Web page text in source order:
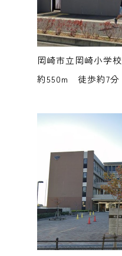
岡崎市立岡崎小学校
約550m 徒歩約7分